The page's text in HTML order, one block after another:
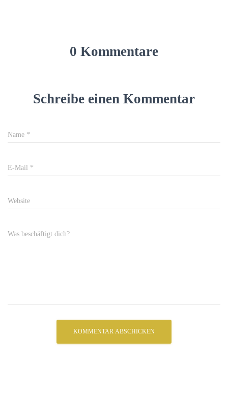
0 Kommentare
Schreibe einen Kommentar
Name *
E-Mail *
Website
Was beschäftigt dich?